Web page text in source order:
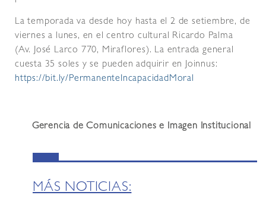
La temporada va desde hoy hasta el 2 de setiembre, de
viernes a lunes, en el centro cultural Ricardo Palma
(Av. José Larco 770, Miraflores). La entrada general
cuesta 35 soles y se pueden adquirir en Joinnus:
https://bit.ly/PermanenteIncapacidadMoral
Gerencia de Comunicaciones e Imagen Institucional
MÁS NOTICIAS: